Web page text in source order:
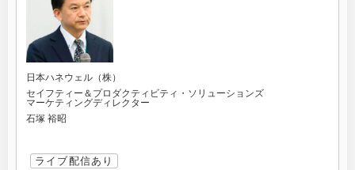
日本ハネウェル（株）
セイフティー＆プロダクティビティ・ソリューションズ
マーケティングディレクター
石塚 裕昭
ライブ配信あり